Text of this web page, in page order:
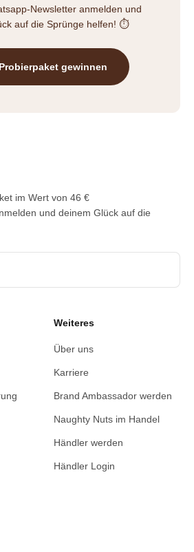
Newsletter anmelden und
auf die Sprünge helfen! ⏱️
gewinnen
im Wert von 46 €
und deinem Glück auf die
Weiteres
Über uns
Karriere
Brand Ambassador werden
Naughty Nuts im Handel
Händler werden
Händler Login